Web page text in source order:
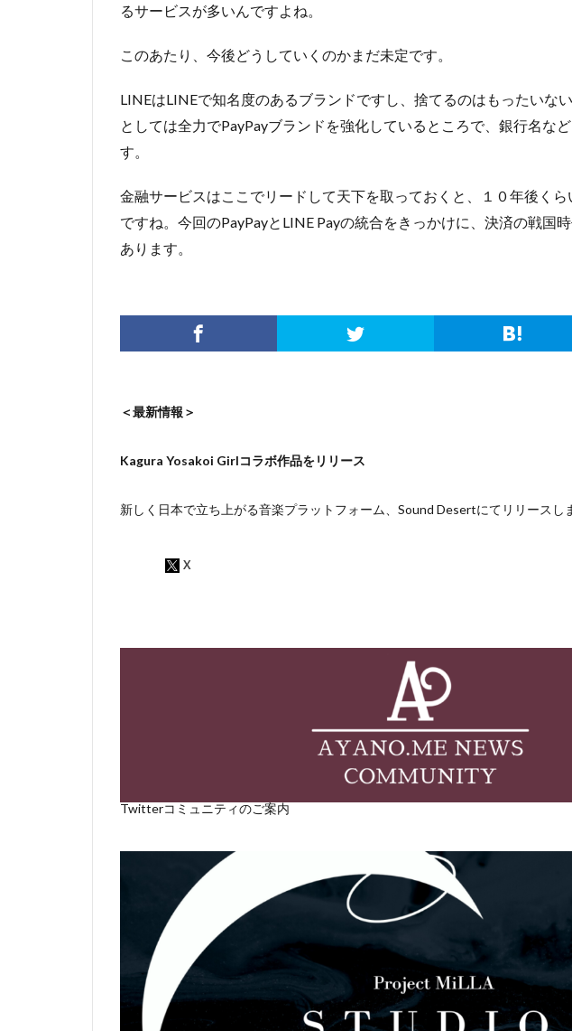
るサービスが多いんですよね。
このあたり、今後どうしていくのかまだ未定です。
LINEはLINEで知名度のあるブランドですし、捨てるのはもったいな
としては全力でPayPayブランドを強化しているところで、銀行名な
す。
金融サービスはここでリードして天下を取っておくと、１０年後くら
ですね。今回のPayPayとLINE Payの統合をきっかけに、決済の戦国
あります。
＜最新情報＞
Kagura Yosakoi Girlコラボ作品をリリース
新しく日本で立ち上がる音楽プラットフォーム、Sound Desertにてリリースし
Twitterコミュニティのご案内